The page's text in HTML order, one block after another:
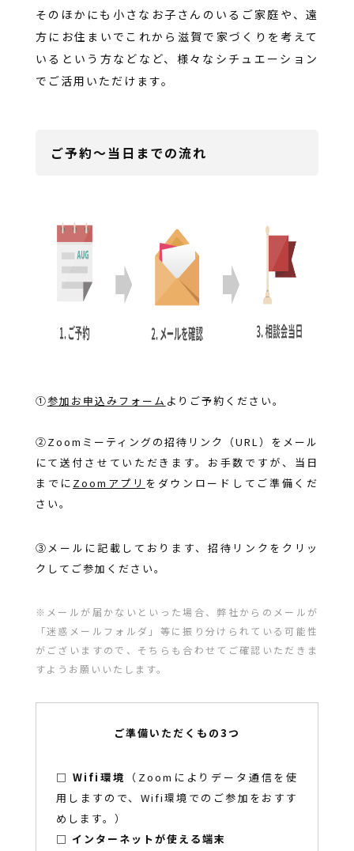
そのほかにも小さなお子さんのいるご家庭や、遠
方にお住まいでこれから滋賀で家づくりを考えて
いるという方などなど、様々なシチュエーション
でご活用いただけます。
ご予約〜当日までの流れ
①参加お申込みフォーム よりご予約ください。
②Zoomミーティングの招待リンク（URL）をメール
にて送付させていただきます。お手数ですが、当日
までに Zoomアプリ をダウンロードしてご準備くだ
さい。
③メールに記載しております、招待リンクをクリッ
クしてご参加ください。
※メールが届かないといった場合、弊社からのメールが
「迷惑メールフォルダ」等に振り分けられている可能性
がございますので、そちらも合わせてご確認いただきま
すようお願いいたします。
ご準備いただくもの3つ
□Wifi環境 （Zoomによりデータ通信を使
用しますので、Wifi環境でのご参加をおすす
めします。）
□ インターネットが使える端末